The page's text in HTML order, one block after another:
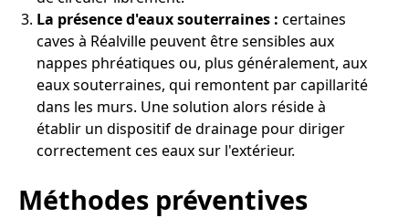
La présence d'eaux souterraines : certaines
caves à Réalville peuvent être sensibles aux
nappes phréatiques ou, plus généralement, aux
eaux souterraines, qui remontent par capillarité
dans les murs. Une solution alors réside à
établir un dispositif de drainage pour diriger
correctement ces eaux sur l'extérieur.
Méthodes préventives